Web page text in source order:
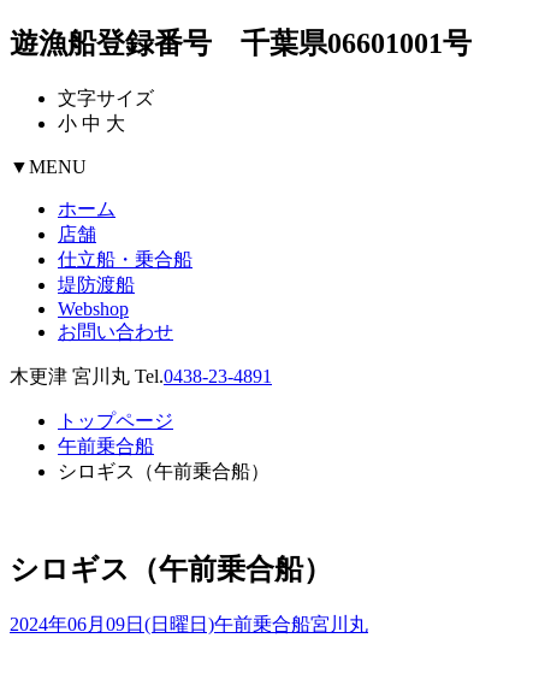
遊漁船登録番号 千葉県06601001号
文字サイズ
小 中 大
▼MENU
ホーム
店舗
仕立船・乗合船
堤防渡船
Webshop
お問い合わせ
木更津 宮川丸 Tel.0438-23-4891
トップページ
午前乗合船
シロギス（午前乗合船）
シロギス（午前乗合船）
2024年06月09日(日曜日)午前乗合船宮川丸